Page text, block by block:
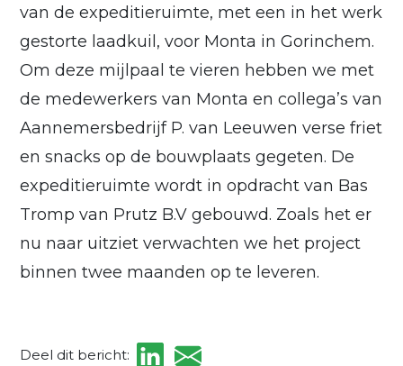
van de expeditieruimte, met een in het werk
gestorte laadkuil, voor Monta in Gorinchem.
Om deze mijlpaal te vieren hebben we met
de medewerkers van Monta en collega’s van
Aannemersbedrijf P. van Leeuwen verse friet
en snacks op de bouwplaats gegeten. De
expeditieruimte wordt in opdracht van Bas
Tromp van Prutz B.V gebouwd. Zoals het er
nu naar uitziet verwachten we het project
binnen twee maanden op te leveren.
Deel dit bericht: